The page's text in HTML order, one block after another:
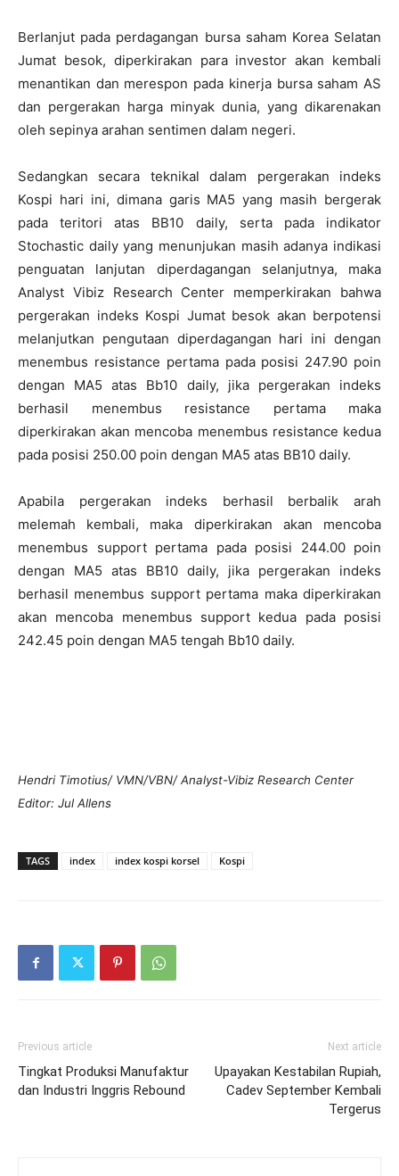
Berlanjut pada perdagangan bursa saham Korea Selatan
Jumat besok, diperkirakan para investor akan kembali
menantikan dan merespon pada kinerja bursa saham AS
dan pergerakan harga minyak dunia, yang dikarenakan
oleh sepinya arahan sentimen dalam negeri.
Sedangkan secara teknikal dalam pergerakan indeks
Kospi hari ini, dimana garis MA5 yang masih bergerak
pada teritori atas BB10 daily, serta pada indikator
Stochastic daily yang menunjukan masih adanya indikasi
penguatan lanjutan diperdagangan selanjutnya, maka
Analyst Vibiz Research Center memperkirakan bahwa
pergerakan indeks Kospi Jumat besok akan berpotensi
melanjutkan pengutaan diperdagangan hari ini dengan
menembus resistance pertama pada posisi 247.90 poin
dengan MA5 atas Bb10 daily, jika pergerakan indeks
berhasil menembus resistance pertama maka
diperkirakan akan mencoba menembus resistance kedua
pada posisi 250.00 poin dengan MA5 atas BB10 daily.
Apabila pergerakan indeks berhasil berbalik arah
melemah kembali, maka diperkirakan akan mencoba
menembus support pertama pada posisi 244.00 poin
dengan MA5 atas BB10 daily, jika pergerakan indeks
berhasil menembus support pertama maka diperkirakan
akan mencoba menembus support kedua pada posisi
242.45 poin dengan MA5 tengah Bb10 daily.
Hendri Timotius/ VMN/VBN/ Analyst-Vibiz Research Center
Editor: Jul Allens
TAGS index index kospi korsel Kospi
Previous article
Tingkat Produksi Manufaktur
dan Industri Inggris Rebound
Next article
Upayakan Kestabilan Rupiah,
Cadev September Kembali
Tergerus